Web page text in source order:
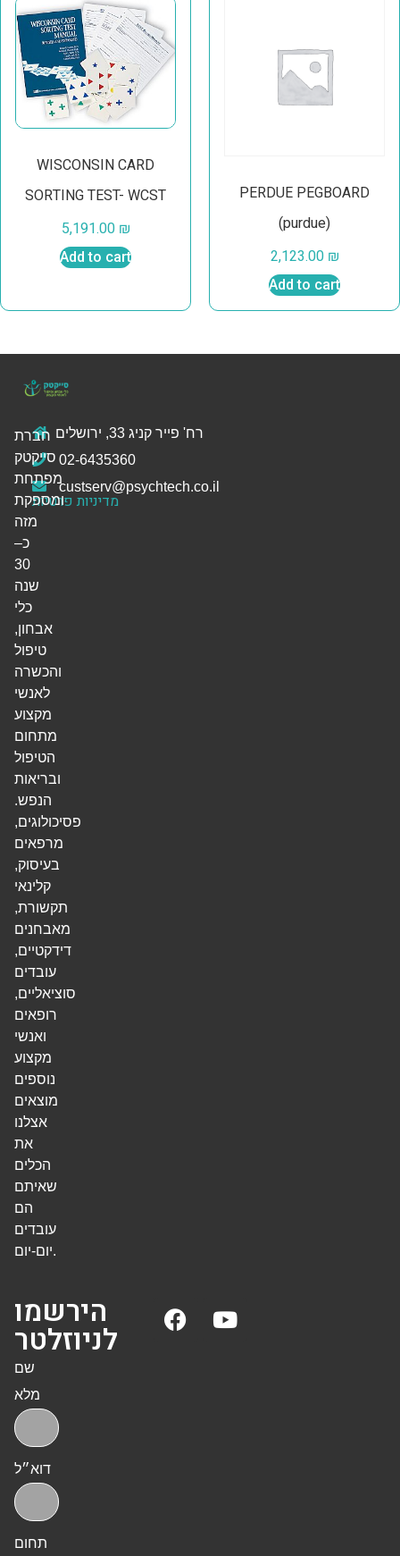
WISCONSIN CARD
SORTING TEST- WCST
5,191.00 ₪
Add to cart
PERDUE PEGBOARD
(purdue)
2,123.00 ₪
Add to cart
רח' פייר קניג 33, ירושלים
02-6435360
custserv@psychtech.co.il
מדיניות פרטיות
חברת
סייקטק
מפתחת
ומספקת
מזה
כ–
30
שנה
כלי
אבחון,
טיפול
והכשרה
לאנשי
מקצוע
מתחום
הטיפול
ובריאות
הנפש.
פסיכולוגים,
מרפאים
בעיסוק,
קלינאי
תקשורת,
מאבחנים
דידקטיים,
עובדים
סוציאליים,
רופאים
ואנשי
מקצוע
נוספים
מוצאים
אצלנו
את
הכלים
שאיתם
הם
עובדים
יום-יום.
הירשמו
לניוזלטר
שם
מלא
דוא״ל
תחום